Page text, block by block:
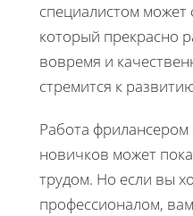
специалистом может
который прекрасно
вовремя и
стремится к
Работа фрилансером
новичков может
трудом. Но если вы
профессионалом,